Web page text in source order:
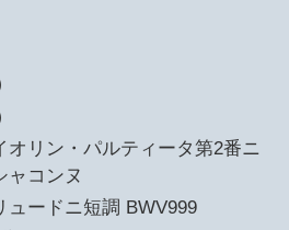
オリン・パルティータ第2番ニ
ャコンヌ
ュードニ短調 BWV999